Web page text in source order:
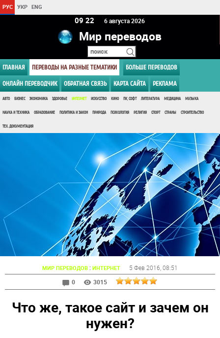
РУС УКР ENG
09:22 6 августа 2026
Мир переводов
ГЛАВНАЯ ПЕРЕВОДЫ НА РАЗНЫЕ ТЕМАТИКИ БОЛЬШЕ ПЕРЕВОДОВ
ОНЛАЙН ПЕРЕВОДЧИК ОБРАТНАЯ СВЯЗЬ КАРТА САЙТА РЕКЛАМА
АВТО БИЗНЕС ЭКОНОМИКА ЗДОРОВЬЕ ИНТЕРНЕТ ИСКУССТВО КИНО ПК, СОФТ ЛИТЕРАТУРА МЕДИЦИНА МУЗЫКА
НАУКА И ТЕХНИКА ОБРАЗОВАНИЕ ПОЛИТИКА И ЗАКОН ПРИРОДА ПСИХОЛОГИЯ РЕЛИГИЯ СПОРТ СТРАНЫ СТРОИТЕЛЬСТВО
ТЕХ. ДОКУМЕНТАЦИЯ
МИР ПЕРЕВОДОВ : ИНТЕРНЕТ 5 Фев 2016 , 08:51
0
3015
Что же, такое сайт и зачем он
нужен?